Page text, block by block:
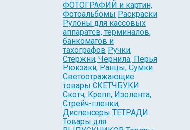
ФОТОГРАФИЙ и картин,
Фотоальбомы Раскраски
Рулоны для кассовых
аппаратов, терминалов,
банкоматов и
тахографов Ручки,
Стержни, Чернила, Перья
Рюкзаки, Ранцы, Сумки
Светоотражающие
товары СКЕТЧБУКИ
Скотч, Крепп, Изолента,
Стрейч-пленки,
Диспенсеры ТЕТРАДИ
Товары для